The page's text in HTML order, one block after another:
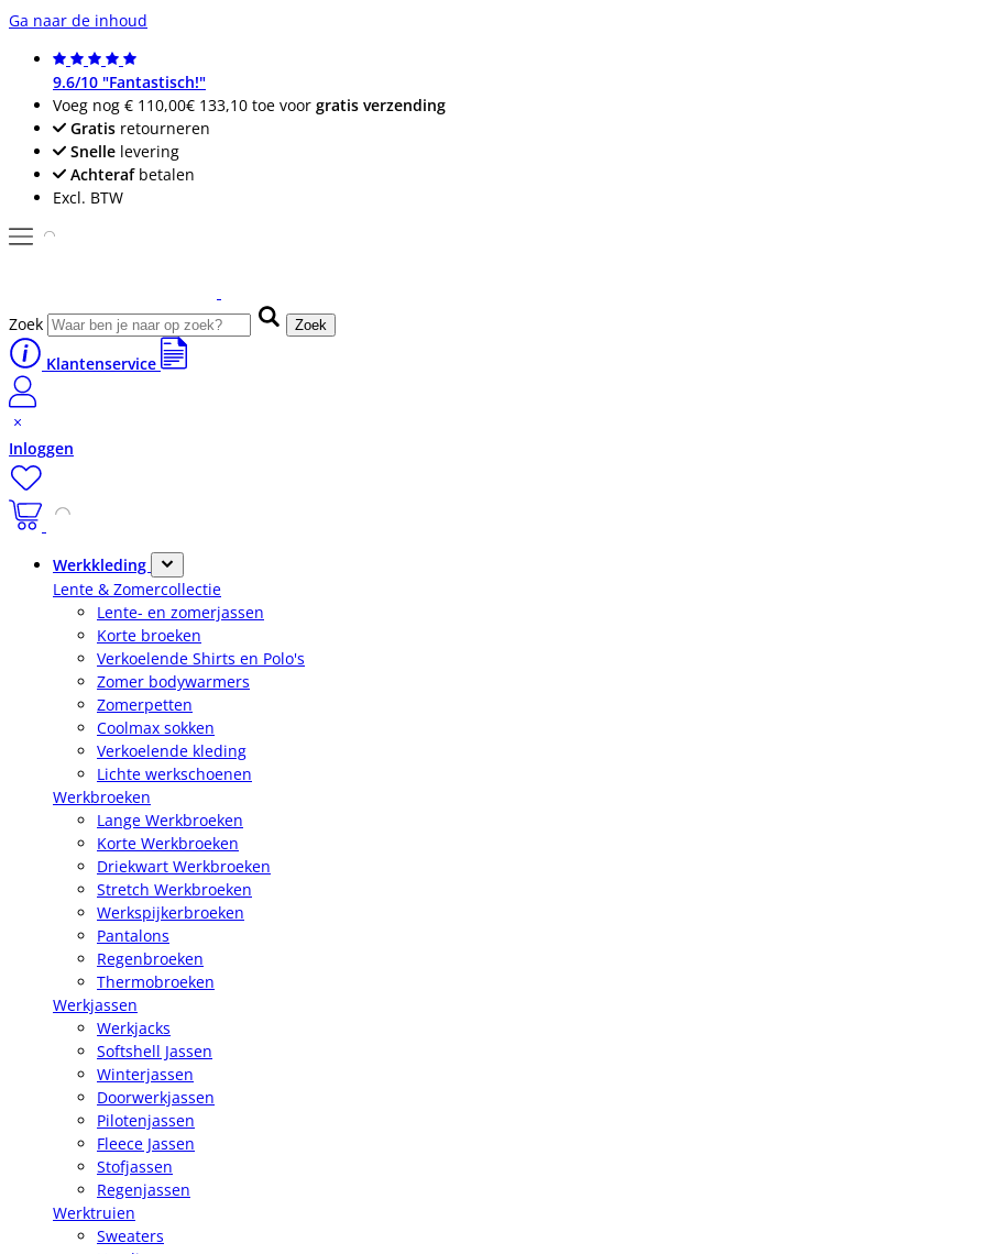
Ga naar de inhoud
9.6/10 "Fantastisch!"
Voeg nog € 110,00€ 133,10 toe voor gratis verzending
Gratis retourneren
Snelle levering
Achterafbetalen
Excl. BTW
Zoek Zoek
Klantenservice
Inloggen
Werkkleding
Lente & Zomercollectie
Lente- en zomerjassen
Korte broeken
Verkoelende Shirts en Polo's
Zomer bodywarmers
Zomerpetten
Coolmax sokken
Verkoelende kleding
Lichte werkschoenen
Werkbroeken
Lange Werkbroeken
Korte Werkbroeken
Driekwart Werkbroeken
Stretch Werkbroeken
Werkspijkerbroeken
Pantalons
Regenbroeken
Thermobroeken
Werkjassen
Werkjacks
Softshell Jassen
Winterjassen
Doorwerkjassen
Pilotenjassen
Fleece Jassen
Stofjassen
Regenjassen
Werktruien
Sweaters